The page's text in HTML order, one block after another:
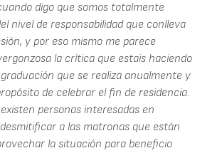
digo que somos totalmente
nivel de responsabilidad que conlleva
y por eso mismo me parece
la crítica que estais haciendo
que se realiza anualmente y
de celebrar el fin de residencia.
personas interesadas en
a las matronas que están
la situación para beneficio